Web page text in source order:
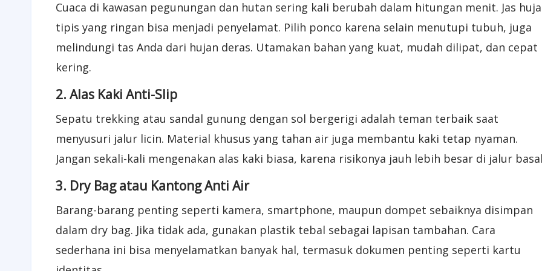
Cuaca di kawasan pegunungan dan hutan sering kali berubah dalam hitungan menit. Jas
tipis yang ringan bisa menjadi penyelamat. Pilih ponco karena selain menutupi tubuh, juga
melindungi tas Anda dari hujan deras. Utamakan bahan yang kuat, mudah dilipat, dan cepat
kering.
2. Alas Kaki Anti-Slip
Sepatu trekking atau sandal gunung dengan sol bergerigi adalah teman terbaik saat
menyusuri jalur licin. Material khusus yang tahan air juga membantu kaki tetap nyaman.
Jangan sekali-kali mengenakan alas kaki biasa, karena risikonya jauh lebih besar di jalur
3. Dry Bag atau Kantong Anti Air
Barang-barang penting seperti kamera, smartphone, maupun dompet sebaiknya disimpan
dalam dry bag. Jika tidak ada, gunakan plastik tebal sebagai lapisan tambahan. Cara
sederhana ini bisa menyelamatkan banyak hal, termasuk dokumen penting seperti kartu